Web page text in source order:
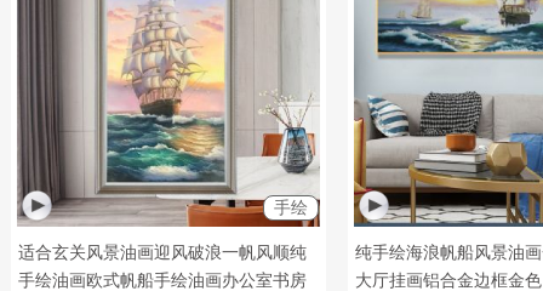
手绘
适合玄关风景油画迎风破浪一帆风顺纯
手绘油画欧式帆船手绘油画办公室书房
纯手绘海浪帆船风景油
大厅挂画铝合金边框金色